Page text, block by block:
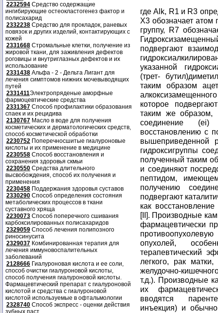
2232594 Средство содержащие
ингибирующие остеокластогенез фактор и
полисахарид
2332238 Средство для прокладок, раневых
повязок и других изделий, контактирующих с
кожей
2331668 Стромальные клетки, получение из
жировой ткани, для заживления дефектов
роговицы и внутриглазных дефектов и их
использование
2331438 Альфа - 2 - Дельта Лигант для
лечения симптомов нижних мочевыводящих
путей
2331411Электропряденые аморфные
фармоцевтические средства
2331367 Способ профилактики образования
спаек и их рецидива
2130767 Масло в воде для получения
косметических и дерматологических средств,
способ косметической обработки
2230752 Поперечносшитые гиалуроновые
кислоты и их применение в медицине
2230558 Способ восстановления и
сохранения здоровья скмьи
2230550 Средства длительного
высвобождения, способ их получения и
применения
2230458 Поддержания здоровья суставов
2330290 Способ определения состояния
метаболических процессов в ткани
суставного хряща
2230073 Способ поперечного сшивания
карбоксилированных полисахаридов
2329059 Способ лечения полипозного
риносинусита
2329037 Комбинированная терапия для
лечения иммуновоспалительных
заболеваний
2128666 Гиалуроновая кислота и ее соли,
способ очистки гиалуроновой кислоты,
способ получения гиалуроновой кислоты.
Фармацевтический препарат с гиалуроновой
кислотой и средства с гиалуроновой
кислотой используемые в офтальмологии
2328740 Способ экспресс - оценки действия
зубных паст
где Alk, R1 и R3
X3 обозначает атом
группу, R7
подвергают
указанной
(трет-
таким образом
которое
таким же образом,
соединение (ei)
восстановлению с
вышеприведенной
гидроксигруппы
полученный таким
и соединяют
пептидом,
получению
подвергают
как
[II]. Производные
фармацевтически
опухолей,
терапевтический
легкого, рак
желудочно-
т.д.). Производные
их
вводятся
инъекция) и